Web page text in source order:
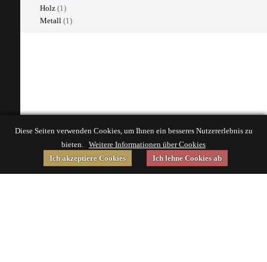
Holz (1)
Metall (1)
Diese Seiten verwenden Cookies, um Ihnen ein besseres Nutzererlebnis zu
bieten. Weitere Informationen über Cookies
Ich akzeptiere Cookies
Ich lehne Cookies ab